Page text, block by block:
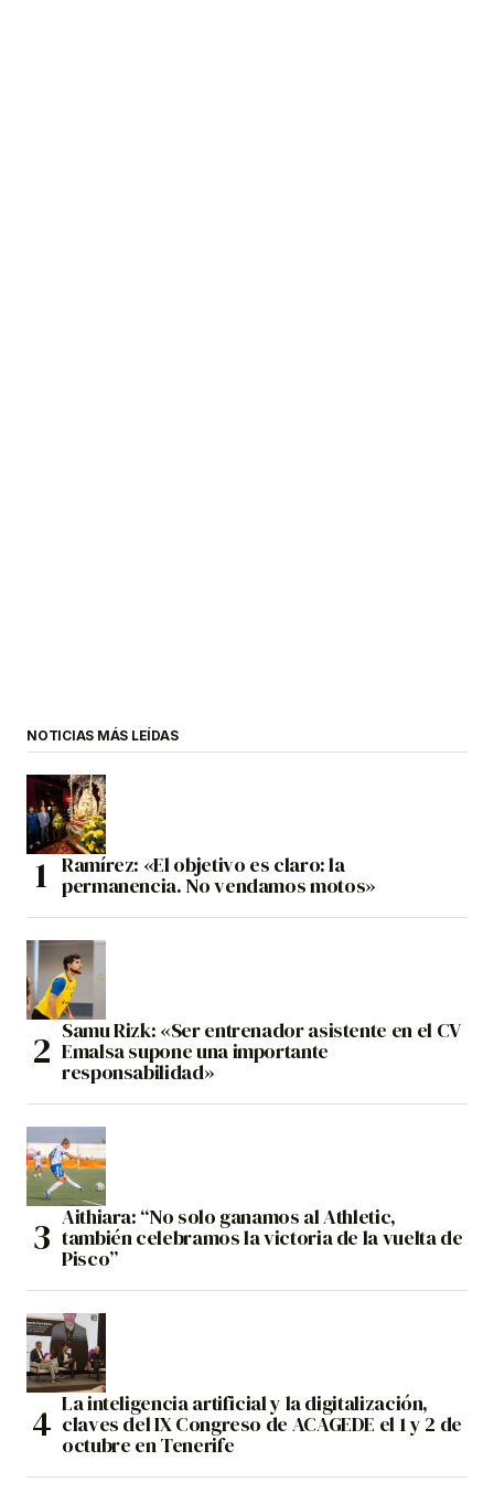
NOTICIAS MÁS LEÍDAS
Ramírez: «El objetivo es claro: la
permanencia. No vendamos motos»
Samu Rizk: «Ser entrenador asistente en el CV
Emalsa supone una importante
responsabilidad»
Aithiara: “No solo ganamos al Athletic,
también celebramos la victoria de la vuelta de
Pisco”
La inteligencia artificial y la digitalización,
claves del IX Congreso de ACAGEDE el 1 y 2 de
octubre en Tenerife